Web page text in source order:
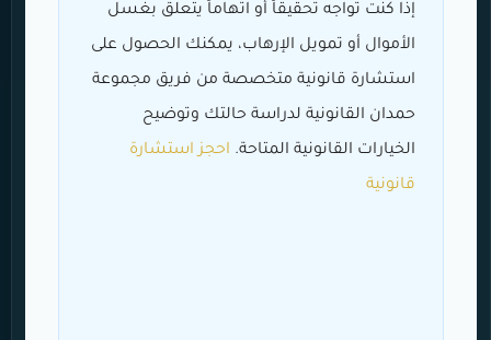
إذا كنت تواجه تحقيقاً أو اتهاماً يتعلق بغسل
الأموال أو تمويل الإرهاب، يمكنك الحصول على
استشارة قانونية متخصصة من فريق مجموعة
حمدان القانونية لدراسة حالتك وتوضيح
الخيارات القانونية المتاحة. احجز استشارة
قانونية